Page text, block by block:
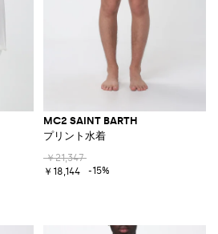
MC2 SAINT BARTH
プリント水着
￥21,347
￥18,144
-15%